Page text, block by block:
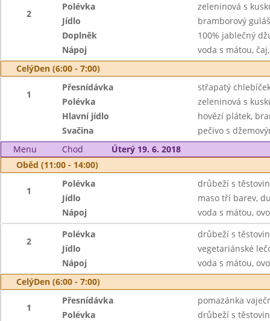
2
Polévka
zeleninová s
Jídlo
bramborový
Doplněk
100% jablečný
Nápoj
voda s mátou,
CelýDen (6:00 - 7:00)
1
Přesnídávka
střapatý
Polévka
zeleninová s
Hlavní jídlo
hovězí plátek,
Svačina
pečivo s
Menu
Chod
Úterý 19. 6. 2018
Oběd (11:00 - 14:00)
1
Polévka
drůbeží s
Jídlo
maso tří barev,
Nápoj
voda s mátou,
2
Polévka
drůbeží s
Jídlo
vegetariánské
Nápoj
voda s mátou,
CelýDen (6:00 - 7:00)
1
Přesnídávka
pomazánka
Polévka
drůbeží s